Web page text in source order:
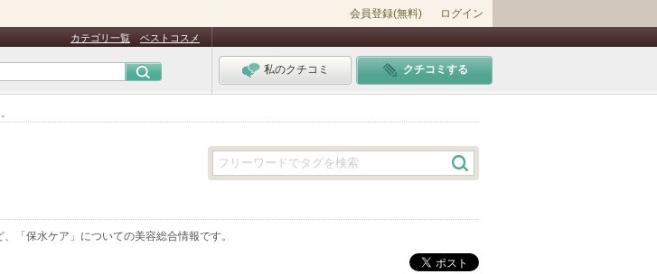
会員登録(無料) ログイン
カテゴリ一覧 ベストコスメ
私のクチコミ クチコミする
「 保水ケア 」についての美容総合情報です。